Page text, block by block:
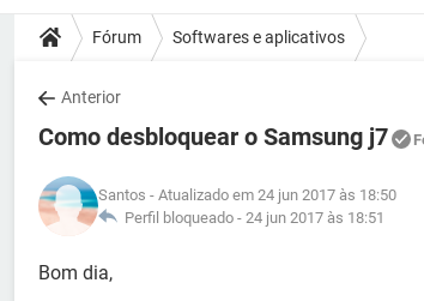
Fórum Softwares e aplicativos
Anterior
Como desbloquear o Samsung j7
Santos - Atualizado em 24 jun 2017 às 18:50
Perfil bloqueado - 24 jun 2017 às 18:51
Bom dia,